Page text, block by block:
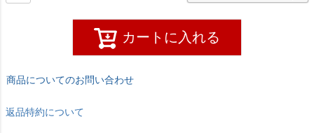
カートに入れる
商品についてのお問い合わせ
返品特約について